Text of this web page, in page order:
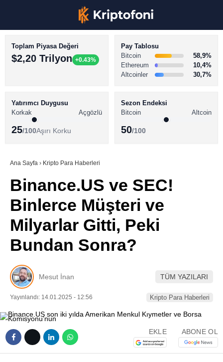
Youtube
TikTok
BİTCOİN HABERLERİ
ALTCOİN HABERLERİ
SÖZLÜK
Toplam Piyasa Değeri
$2,20 Trilyon +0.43%
Pay Tablosu
Bitcoin
58,9%
Ethereum
10,4%
Altcoinler
30,7%
Yatırımcı Duygusu
Korkak
Açgözlü
25/100Aşırı Korku
Sezon Endeksi
Bitcoin
Altcoin
50/100
Ana Sayfa › Kripto Para Haberleri
Binance.US ve SEC!
Binlerce Müşteri ve
Milyarlar Gitti, Peki
Bundan Sonra?
Mesut İnan TÜM YAZILARI
Yayınlandı: 14.01.2025 - 12:56 Kripto Para Haberleri
EKLE ABONE OL